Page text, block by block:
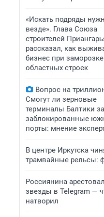
«Искать подряды
везде». Глава Союза
строителей
рассказал, как
бизнес при заморозке
областных строек
Вопрос на
Смогут ли зерновые
терминалы Балтики
заблокированные
порты: мнение
В центре Иркутска
трамвайные рельсы:
Россиянина
звезды в Telegram —
натворил